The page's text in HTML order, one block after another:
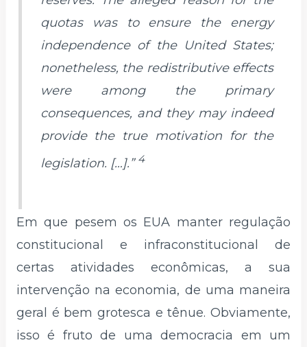
quotas was to ensure the energy
independence of the United States;
nonetheless, the redistributive effects
were among the primary
consequences, and they may indeed
provide the true motivation for the
legislation. […].” 4
Em que pesem os EUA manter regulação
constitucional e infraconstitucional de
certas atividades econômicas, a sua
intervenção na economia, de uma maneira
geral é bem grotesca e tênue. Obviamente,
isso é fruto de uma democracia em um